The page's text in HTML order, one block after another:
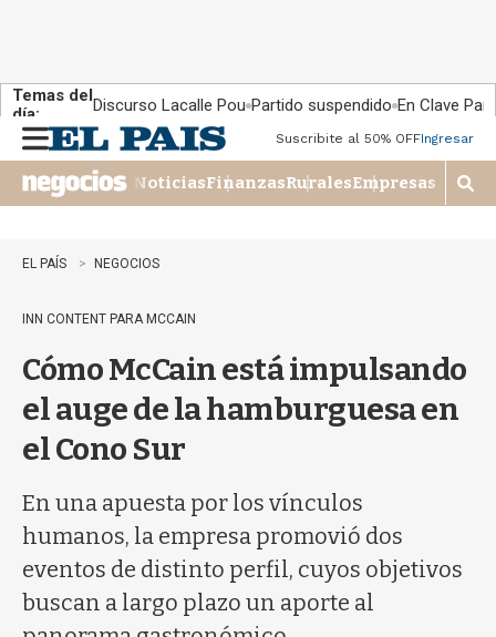
Temas del
día:
Discurso Lacalle Pou Partido suspendido En Clave País
n
u
Suscribite al 50% OFFIngresar
NoticiasFinanzasRuralesEmpresas
M
o
�
EL PAÍS NEGOCIOS
INN CONTENT PARA MCCAIN
Cómo McCain está impulsando
el auge de la hamburguesa en
el Cono Sur
En una apuesta por los vínculos
humanos, la empresa promovió dos
eventos de distinto perfil, cuyos objetivos
buscan a largo plazo un aporte al